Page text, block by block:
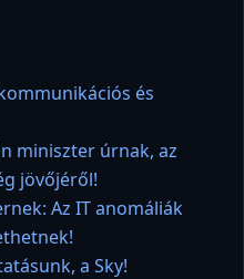
és
miniszter úrnak, az
jövőjéről!
Az IT anomáliák
a Sky!